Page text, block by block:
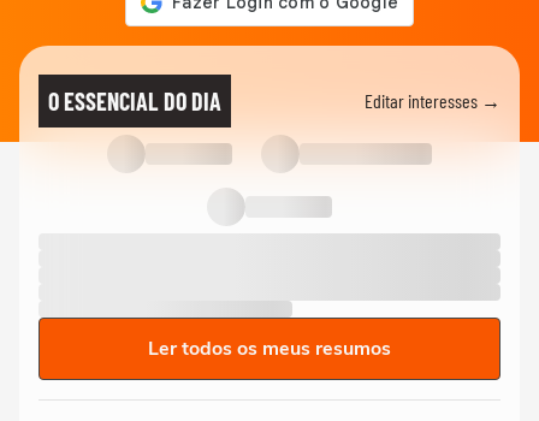
O ESSENCIAL DO DIA Editar interesses →
Ler todos os meus resumos